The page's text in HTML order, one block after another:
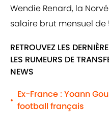
Wendie Renard, la
salaire brut mensuel de
RETROUVEZ LES
LES RUMEURS DE
NEWS
•
Ex-France : Yoann
football français